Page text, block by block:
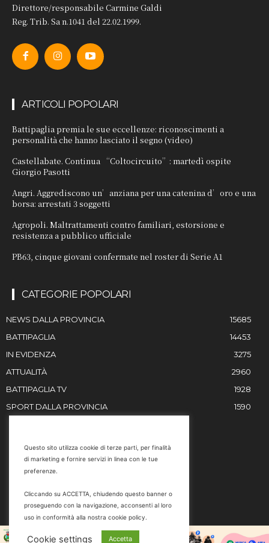
Direttore/responsabile Carmine Galdi
Reg. Trib. Sa n.1041 del 22.02.1999.
ARTICOLI POPOLARI
Battipaglia premia le sue eccellenze: riconoscimenti a
personalità che hanno lasciato il segno (video)
Castellabate. Continua “Coltocircuito”: martedì ospite
Giorgio Pasotti
Angri. Aggrediscono un’anziana per una catenina d’oro e una
borsa: arrestati 3 soggetti
Agropoli. Maltrattamenti contro familiari, estorsione e
resistenza a pubblico ufficiale
PB63, cinque giovani confermate nel roster di Serie A1
CATEGORIE POPOLARI
NEWS DALLA PROVINCIA
15685
BATTIPAGLIA
14453
IN EVIDENZA
3275
ATTUALITÀ
2960
BATTIPAGLIA TV
1928
SPORT DALLA PROVINCIA
1590
Email
marketing@battipaglia1929.it
carminegaldi@virgilio.it
Questo sito utilizza cookie di terze parti, per finalità
di marketing e fornire servizi in linea con le tue
preferenze.
Cliccando su ACCETTA, chiudendo questo banner o
proseguendo con la navigazione, acconsenti al loro
uso in conformità alla nostra cookie policy.
Cookie settings Accetta